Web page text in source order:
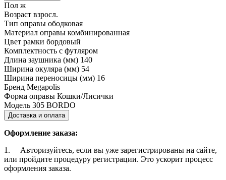
Пол ж
Возраст взросл.
Тип оправы ободковая
Материал оправы комбинированная
Цвет рамки бордовый
Комплектность с футляром
Длина заушника (мм) 140
Ширина окуляра (мм) 54
Ширина переносицы (мм) 16
Бренд Megapolis
Форма оправы Кошки/Лисички
Модель 305 BORDO
Доставка и оплата
Оформление заказа:
1. Авторизуйтесь, если вы уже зарегистрированы на сайте,
или пройдите процедуру регистрации. Это ускорит процесс
оформления заказа.